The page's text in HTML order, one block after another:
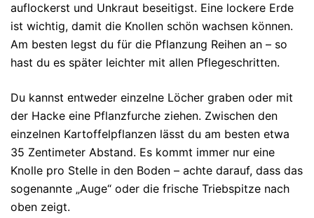
auflockerst und Unkraut beseitigst. Eine lockere Erde
ist wichtig, damit die Knollen schön wachsen können.
Am besten legst du für die Pflanzung Reihen an – so
hast du es später leichter mit allen Pflegeschritten.
Du kannst entweder einzelne Löcher graben oder mit
der Hacke eine Pflanzfurche ziehen. Zwischen den
einzelnen Kartoffelpflanzen lässt du am besten etwa
35 Zentimeter Abstand. Es kommt immer nur eine
Knolle pro Stelle in den Boden – achte darauf, dass das
sogenannte „Auge“ oder die frische Triebspitze nach
oben zeigt.